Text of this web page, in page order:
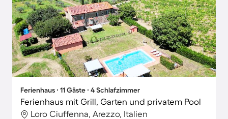
Ferienhaus ∙ 11 Gäste ∙ 4 Schlafzimmer
Ferienhaus mit Grill, Garten und privatem Pool
Loro Ciuffenna, Arezzo, Italien